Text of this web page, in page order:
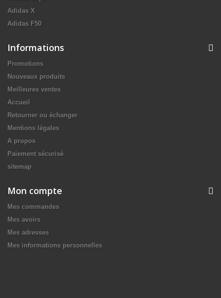
Adidas X
Adidas F50
Informations
Promotions
Nouveaux produits
Meilleures ventes
Accueil
Retourner ou échanger
Mentions légales
A propos
Paiement sécurisé
sitemap
Mon compte
Mes commandes
Mes avoirs
Mes adresses
Mes informations personnelles